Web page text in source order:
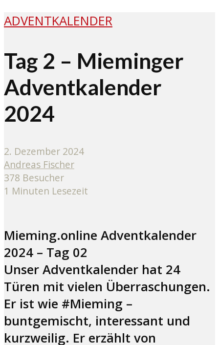
ADVENTKALENDER
Tag 2 – Mieminger
Adventkalender
2024
2. Dezember 2024
Andreas Fischer
378 Besucher
1 Minuten Lesezeit
Mieming.online Adventkalender
2024 – Tag 02
Unser Adventkalender hat 24
Türen mit vielen Überraschungen.
Er ist wie #Mieming –
buntgemischt, interessant und
kurzweilig. Er erzählt von